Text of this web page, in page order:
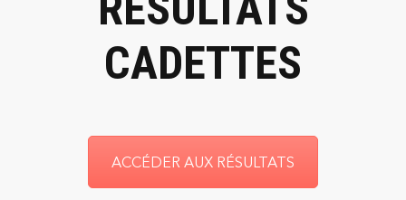
CADETTES
ACCÉDER AUX RÉSULTATS